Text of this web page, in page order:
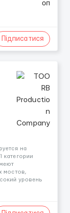
Підписатися
на
категории
мостов,
уровень